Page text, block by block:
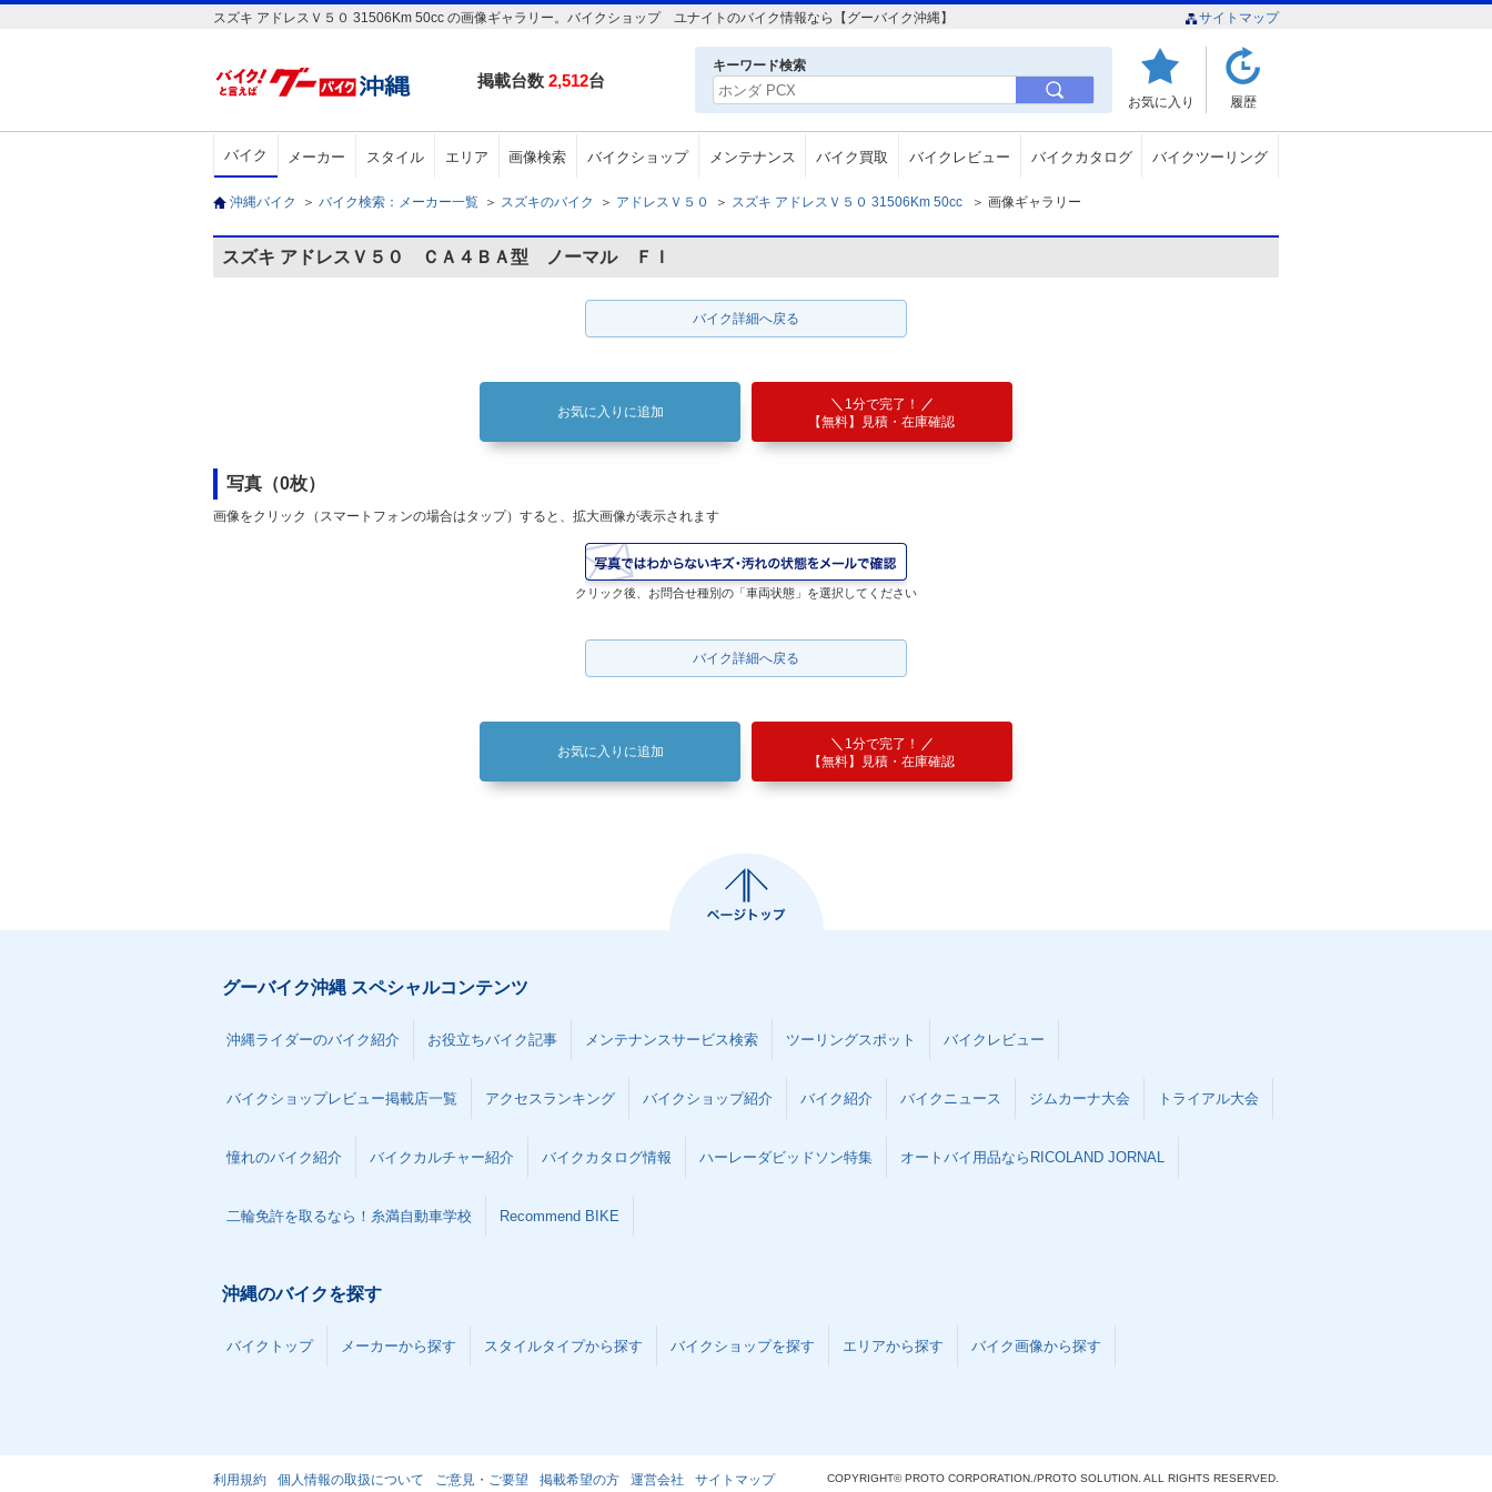
スズキ アドレスＶ５０ 31506Km 50cc の画像ギャラリー。バイクショップ ユナイトのバイク情報なら【グーバイク沖縄】 サイトマップ
掲載台数 2,512台
キーワード検索
お気に入り 履歴
バイク メーカー スタイル エリア 画像検索 バイクショップ メンテナンス バイク買取 バイクレビュー バイクカタログ バイクツーリング
沖縄バイク ＞ バイク検索：メーカー一覧 ＞ スズキのバイク ＞ アドレスＶ５０ ＞ スズキ アドレスＶ５０ 31506Km 50cc ＞ 画像ギャラリー
スズキ アドレスＶ５０ ＣＡ４ＢＡ型 ノーマル ＦＩ
バイク詳細へ戻る
お気に入りに追加
1分で完了！
【無料】見積・在庫確認
写真（0枚）
画像をクリック（スマートフォンの場合はタップ）すると、拡大画像が表示されます
クリック後、お問合せ種別の「車両状態」を選択してください
バイク詳細へ戻る
お気に入りに追加
1分で完了！
【無料】見積・在庫確認
グーバイク沖縄 スペシャルコンテンツ
沖縄ライダーのバイク紹介 お役立ちバイク記事 メンテナンスサービス検索 ツーリングスポット バイクレビュー
バイクショップレビュー掲載店一覧 アクセスランキング バイクショップ紹介 バイク紹介 バイクニュース ジムカーナ大会 トライアル大会
憧れのバイク紹介 バイクカルチャー紹介 バイクカタログ情報 ハーレーダビッドソン特集 オートバイ用品ならRICOLAND JORNAL
二輪免許を取るなら！糸満自動車学校 Recommend BIKE
沖縄のバイクを探す
バイクトップ メーカーから探す スタイルタイプから探す バイクショップを探す エリアから探す バイク画像から探す
利用規約 個人情報の取扱について ご意見・ご要望 掲載希望の方 運営会社 サイトマップ COPYRIGHT© PROTO CORPORATION./PROTO SOLUTION. ALL RIGHTS RESERVED.